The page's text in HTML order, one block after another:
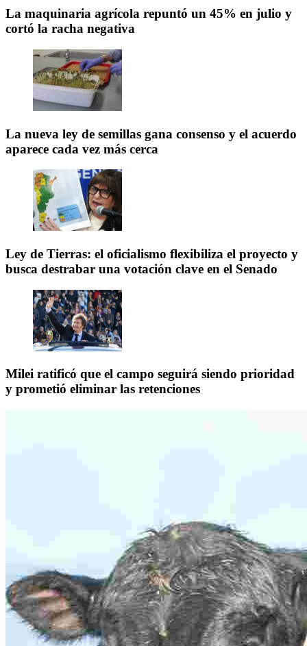
La maquinaria agrícola repuntó un 45% en julio y
cortó la racha negativa
La nueva ley de semillas gana consenso y el acuerdo
aparece cada vez más cerca
Ley de Tierras: el oficialismo flexibiliza el proyecto y
busca destrabar una votación clave en el Senado
Milei ratificó que el campo seguirá siendo prioridad
y prometió eliminar las retenciones